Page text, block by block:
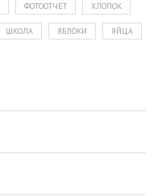
ФОТООТЧЕТ ХЛОПОК
ШКОЛА ЯБЛОКИ ЯЙЦА